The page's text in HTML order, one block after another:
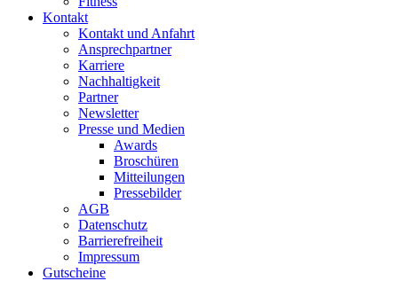
Kontakt
Kontakt und Anfahrt
Ansprechpartner
Karriere
Nachhaltigkeit
Partner
Newsletter
Presse und Medien
Awards
Broschüren
Mitteilungen
Pressebilder
AGB
Datenschutz
Barrierefreiheit
Impressum
Gutscheine